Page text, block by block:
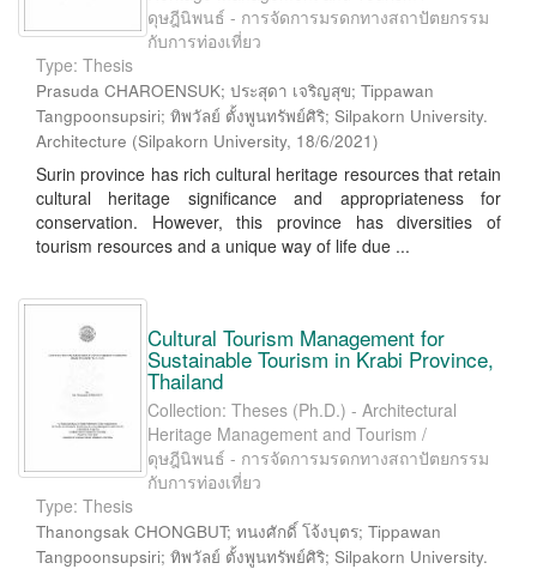
ดุษฎีนิพนธ์ - การจัดการมรดกทางสถาปัตยกรรม
กับการท่องเที่ยว
Type: Thesis
Prasuda CHAROENSUK; ประสุดา เจริญสุข; Tippawan
Tangpoonsupsiri; ทิพวัลย์ ตั้งพูนทรัพย์ศิริ; Silpakorn University.
Architecture (Silpakorn University, 18/6/2021)
Surin province has rich cultural heritage resources that retain
cultural heritage significance and appropriateness for
conservation. However, this province has diversities of
tourism resources and a unique way of life due ...
Cultural Tourism Management for
Sustainable Tourism in Krabi Province,
Thailand
Collection: Theses (Ph.D.) - Architectural
Heritage Management and Tourism /
ดุษฎีนิพนธ์ - การจัดการมรดกทางสถาปัตยกรรม
กับการท่องเที่ยว
Type: Thesis
Thanongsak CHONGBUT; ทนงศักดิ์ โจ้งบุตร; Tippawan
Tangpoonsupsiri; ทิพวัลย์ ตั้งพูนทรัพย์ศิริ; Silpakorn University.